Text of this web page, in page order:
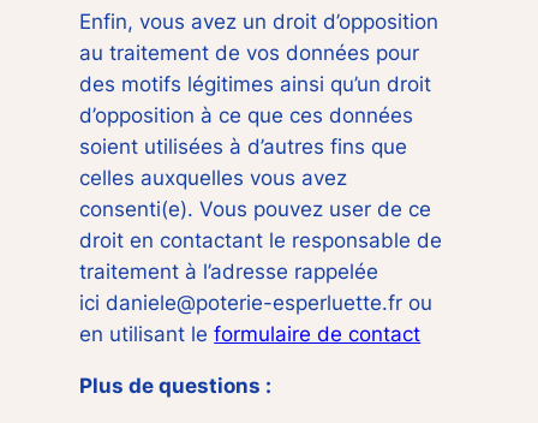
Enfin, vous avez un droit d’opposition
au traitement de vos données pour
des motifs légitimes ainsi qu’un droit
d’opposition à ce que ces données
soient utilisées à d’autres fins que
celles auxquelles vous avez
consenti(e). Vous pouvez user de ce
droit en contactant le responsable de
traitement à l’adresse rappelée
ici daniele@poterie-esperluette.fr ou
en utilisant leformulaire de contact
Plus de questions :